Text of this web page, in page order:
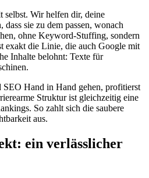
selbst. Wir helfen dir, deine
dass sie zu dem passen, wonach
ohne Keyword-Stuffing, sondern
exakt die Linie, die auch Google mit
Inhalte belohnt: Texte für
Hand in Hand gehen, profitierst
Struktur ist gleichzeitig eine
So zahlt sich die saubere
aus.
ein verlässlicher